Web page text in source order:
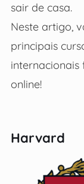
sair de casa.
Neste artigo,
principais
internacionais
online!
Harvard